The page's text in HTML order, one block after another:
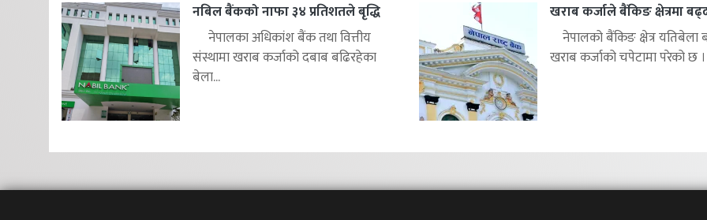
नबिल बैंकको नाफा ३४ प्रतिशतले बृद्धि
नेपालका अधिकांश बैंक तथा वित्तीय
संस्थामा खराब कर्जाको दबाब बढिरहेका
बेला...
खराब कर्जाले बैंकिङ क्षेत्रमा
नेपालको बैंकिङ क्षेत्र यतिबेला
खराब कर्जाको चपेटामा परेको छ